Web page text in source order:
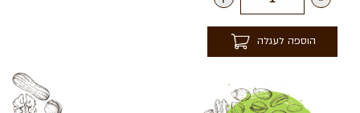
הוספה לעגלה